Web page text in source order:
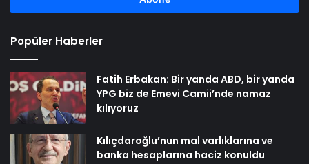
Popüler Haberler
Fatih Erbakan: Bir yanda ABD, bir yanda
YPG biz de Emevi Camii’nde namaz
kılıyoruz
Kılıçdaroğlu’nun mal varlıklarına ve
banka hesaplarına haciz konuldu